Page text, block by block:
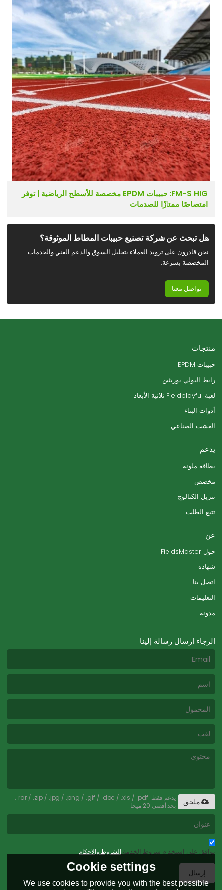
FM-S HIG: حبيبات EPDM مخصصة للأسطح الرياضية | توفر
امتصاصًا ممتازًا للصدمات
هل تبحث عن شركة تصنيع حبيبات المطاط الموثوقة؟
نحن قادرون على تزويد العملاء بتحليل السوق والدعم الفني والخدمات
المخصصة بسرعة.
تواصل معنا
منتجات
حبيبات EPDM
رابط البولي يوريثين
لعبة Fieldplayful ثلاثية الأبعاد
أدوات البناء
العشب الصناعي
يدعم
بطاقة ملونة
مخصص
تنزيل الكتالوج
تتبع الطلب
عن
حول FieldsMaster
شهادة
اتصل بنا
التعليمات
مدونة
الرجاء ارسال رسالة إلينا
يدعم فقط .rar / .zip / .jpg / .png / .gif / .doc / .xls / .pdf ،
بحد أقصى 20 ميجا
ملحق
توافق على استخدام شروط الخدمة,الشروط والاحكام
إرسال Cookie settings
We use cookies to provide you with the best possible